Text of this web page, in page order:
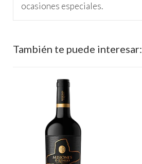
ocasiones especiales.
También te puede interesar: